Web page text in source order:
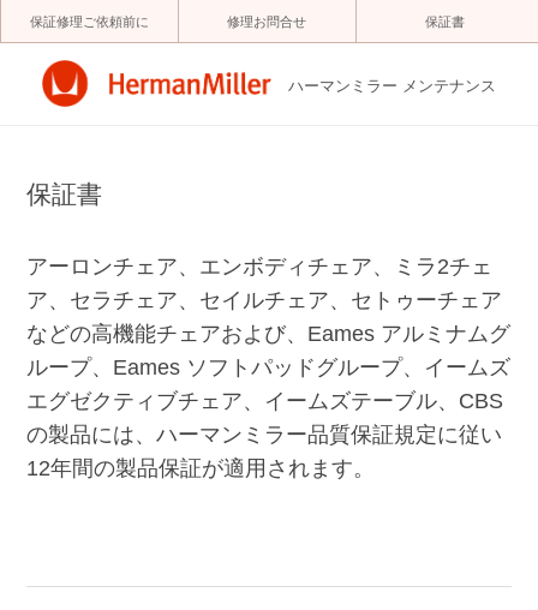
ハーマンミラー メンテナンス
ン
テ
ツ
保証修理ご依頼前に 修理お問合せ 保証書
保証書
アーロンチェア、エンボディチェア、ミラ2チェ
ア、セラチェア、セイルチェア、セトゥーチェア
などの高機能チェアおよび、Eames アルミナムグ
ループ、Eames ソフトパッドグループ、イームズ
エグゼクティブチェア、イームズテーブル、CBS
の製品には、ハーマンミラー品質保証規定に従い
12年間の製品保証が適用されます。